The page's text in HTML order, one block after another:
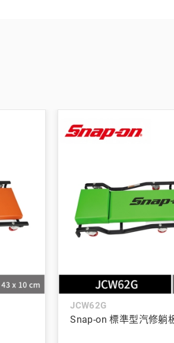
JCW62G
Snap-on 標準型汽修躺